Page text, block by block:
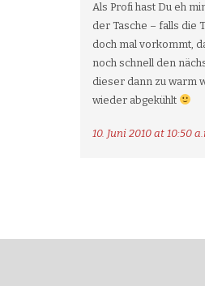
Als Profi hast Du eh
der Tasche – falls die
doch mal vorkommt,
noch schnell den
dieser dann zu warm
wieder abgekühlt
10. Juni 2010 at 10:50